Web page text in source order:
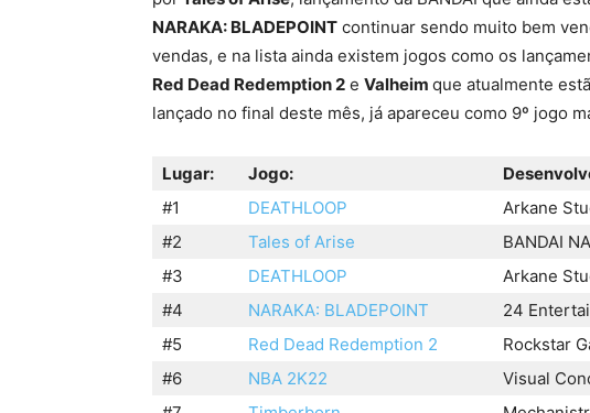
NARAKA: BLADEPOINT continuar sendo muito bem
vendas, e na lista ainda existem jogos como os
Red Dead Redemption 2 e Valheim que atualmente
lançado no final deste mês, já apareceu como 9º jogo
Lugar: Jogo:
#1
DEATHLOOP Arkane
#2
Tales of Arise BANDAI
#3
DEATHLOOP Arkane
#4
NARAKA: BLADEPOINT 24
#5
Red Dead Redemption 2 Rockstar
#6
NBA 2K22 Visual